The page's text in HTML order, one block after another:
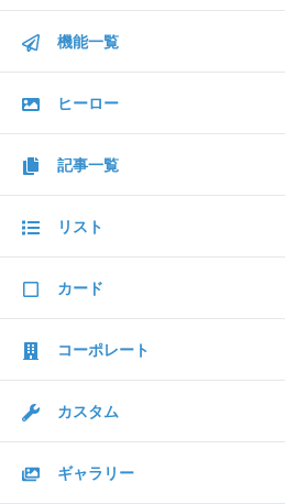
機能一覧
ヒーロー
記事一覧
リスト
カード
コーポレート
カスタム
ギャラリー